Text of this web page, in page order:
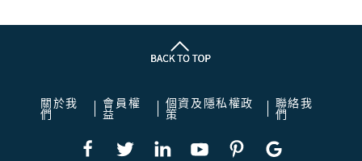
關於我
們
會員權
益
個資及隱私權政
策
聯絡我
們